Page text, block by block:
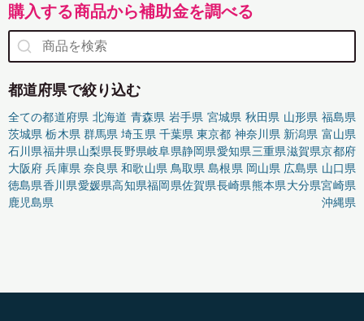
購入する商品から補助金を調べる
都道府県で絞り込む
全ての都道府県 北海道 青森県 岩手県 宮城県 秋田県 山形県 福島県
茨城県 栃木県 群馬県 埼玉県 千葉県 東京都 神奈川県 新潟県 富山県
石川県福井県山梨県長野県岐阜県静岡県愛知県三重県滋賀県京都府
大阪府 兵庫県 奈良県 和歌山県 鳥取県 島根県 岡山県 広島県 山口県
徳島県香川県愛媛県高知県福岡県佐賀県長崎県熊本県大分県宮崎県
鹿児島県
沖縄県